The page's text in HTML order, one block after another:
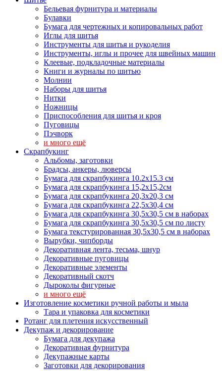
Бельевая фурнитура и материалы
Булавки
Бумага для чертежных и копировальных работ
Иглы для шитья
Инструменты для шитья и рукоделия
Инструменты, иглы и прочее для швейных машин
Клеевые, подкладочные материалы
Книги и журналы по шитью
Молнии
Наборы для шитья
Нитки
Ножницы
Приспособления для шитья и кроя
Пуговицы
Пэчворк
и много ещё
Скрапбукинг
Альбомы, заготовки
Брадсы, анкеры, люверсы
Бумага для скрапбукинга 10.2х15.3 см
Бумага для скрапбукинга 15,2х15,2см
Бумага для скрапбукинга 20,3х20,3 см
Бумага для скрапбукинга 22,5х30,4 см
Бумага для скрапбукинга 30,5х30,5 см в наборах
Бумага для скрапбукинга 30,5х30,5 см по листу
Бумага текстурированная 30,5х30,5 см в наборах
Вырубки, чипборды
Декоративная лента, тесьма, шнур
Декоративные пуговицы
Декоративные элементы
Декоративный скотч
Дыроколы фигурные
и много ещё
Изготовление косметики ручной работы и мыла
Тара и упаковка для косметики
Ротанг для плетения искусственный
Декупаж и декорирование
Бумага для декупажа
Декоративная фурнитура
Декупажные карты
Заготовки для декорирования